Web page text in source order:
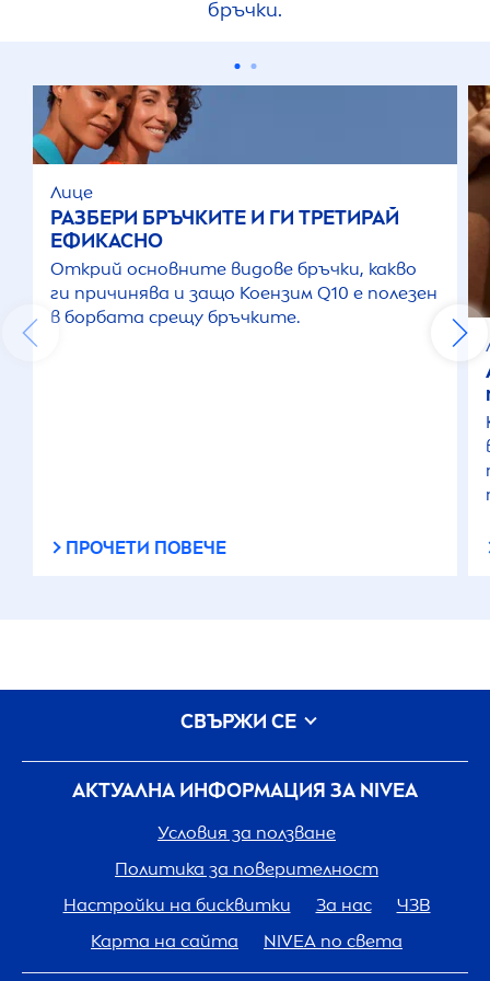
бръчки.
Лице
РАЗБЕРИ БРЪЧКИТЕ И ГИ ТРЕТИРАЙ
ЕФИКАСНО
Открий основните видове бръчки, какво
ги причинява и защо Коензим Q10 е полезен
в борбата срещу бръчките.
ПРОЧЕТИ ПОВЕЧЕ
АКТУАЛНА ИНФОРМАЦИЯ ЗА NIVEA
Условия за ползване
Политика за поверителност
Настройки на бисквитки
За нас
ЧЗВ
Карта на сайта
NIVEA по света
СВЪРЖИ СЕ